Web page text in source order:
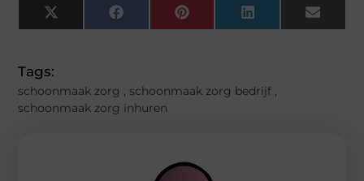
X
(Twitter)
FacebookPinterestLinkedInEmail
Tags:
schoonmaak zorg , schoonmaak zorg bedrijf ,
schoonmaak zorg inhuren